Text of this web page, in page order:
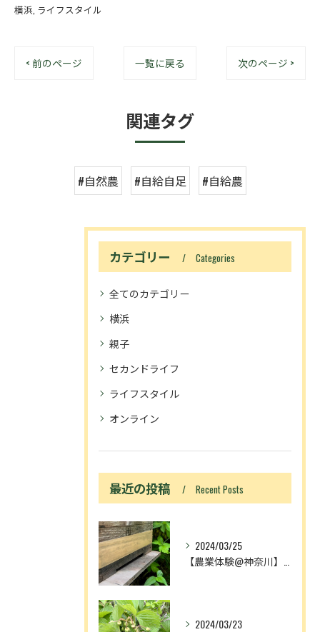
横浜 ライフスタイル
< 前のページ 一覧に戻る 次のページ >
関連タグ
#自然農 #自給自足 #自給農
カテゴリー Categories
全てのカテゴリー
横浜
親子
セカンドライフ
ライフスタイル
オンライン
最近の投稿 Recent Posts
2024/03/25
2024/03/23